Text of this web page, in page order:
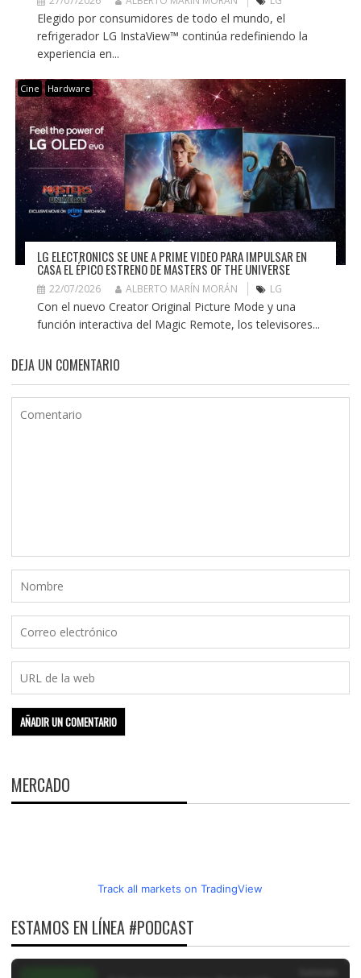
Elegido por consumidores de todo el mundo, el
refrigerador LG InstaView™ continúa redefiniendo la
experiencia en...
Cine Hardware
LG ELECTRONICS SE UNE A PRIME VIDEO PARA IMPULSAR EN
CASA EL ÉPICO ESTRENO DE MASTERS OF THE UNIVERSE
22/07/2026 ALBERTO MARÍN MORÁN LG
Con el nuevo Creator Original Picture Mode y una
función interactiva del Magic Remote, los televisores...
DEJA UN COMENTARIO
MERCADO
Track all markets on TradingView
ESTAMOS EN LÍNEA #PODCAST